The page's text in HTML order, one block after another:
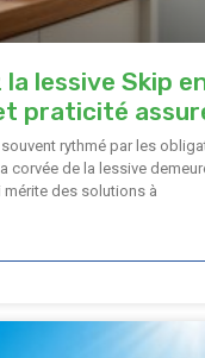
lessive Skip
praticité
rythmé par les
corvée de la lessive
des solutions à